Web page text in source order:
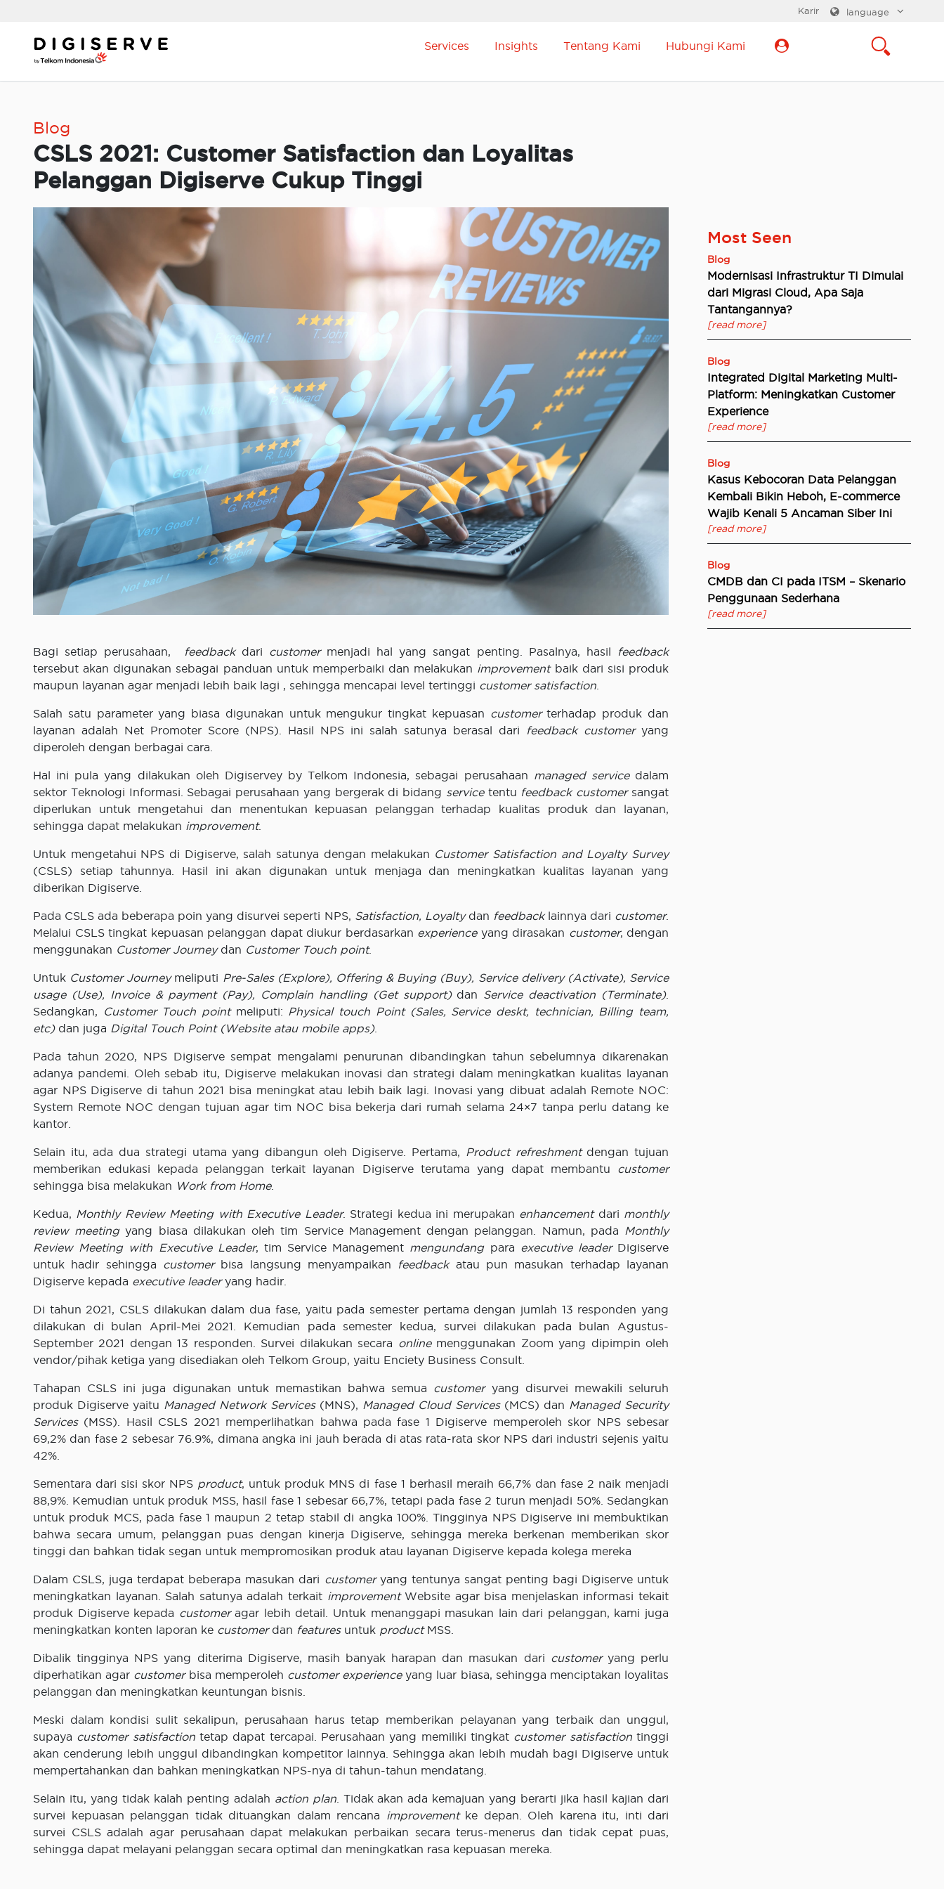
content
language
Karir
Services Insights Tentang Kami Hubungi Kami
Blog
CSLS 2021: Customer Satisfaction dan Loyalitas
Pelanggan Digiserve Cukup Tinggi
Bagi setiap perusahaan, feedbackdari customermenjadi hal yang sangat penting. Pasalnya, hasil
feedback
tersebut akan digunakan sebagai panduan untuk memperbaiki dan melakukan improvement baik dari sisi produk
maupun layanan agar menjadi lebih baik lagi , sehingga mencapai level tertinggi customer satisfaction
Salah satu parameter yang biasa digunakan untuk mengukur tingkat kepuasan customerterhadap produk dan
layanan adalah Net Promoter Score (NPS). Hasil NPS ini salah satunya berasal dari
feedback customeryang
diperoleh dengan berbagai cara.
Hal ini pula yang dilakukan oleh Digiservey by Telkom Indonesia, sebagai perusahaan managed servicedalam
sektor Teknologi Informasi. Sebagai perusahaan yang bergerak di bidang servicetentu feedback customer sangat
diperlukan untuk mengetahui dan menentukan kepuasan pelanggan terhadap kualitas produk dan layanan,
sehingga dapat melakukan improvement.
Untuk mengetahui NPS di Digiserve, salah satunya dengan melakukan Customer Satisfaction and Loyalty Survey
(CSLS) setiap tahunnya. Hasil ini akan digunakan untuk menjaga dan meningkatkan kualitas layanan yang
diberikan Digiserve.
Pada CSLS ada beberapa poin yang disurvei seperti NPS, Satisfaction, Loyaltydan feedbacklainnya dari customer.
Melalui CSLS tingkat kepuasan pelanggan dapat diukur berdasarkan experienceyang dirasakan customer, dengan
menggunakan Customer Journeydan Customer Touch point.
Untuk Customer Journeymeliputi Pre-Sales (Explore), Offering & Buying (Buy), Service delivery (Activate), Service
usage (Use), Invoice & payment (Pay), Complain handling (Get support)dan Service deactivation (Terminate).
Sedangkan,
Customer Touch pointmeliputi: Physical touch Point (Sales, Service deskt, technician, Billing team,
etc)dan juga DigitalTouch Point (Website atau mobile apps).
Pada tahun 2020, NPS Digiserve sempat mengalami penurunan dibandingkan tahun sebelumnya dikarenakan
adanya pandemi. Oleh sebab itu, Digiserve melakukan inovasi dan strategi dalam meningkatkan kualitas layanan
agar NPS Digiserve di tahun 2021 bisa meningkat atau lebih baik lagi. Inovasi yang dibuat adalah Remote NOC:
System Remote NOC dengan tujuan agar tim NOC bisa bekerja dari rumah selama 24×7 tanpa perlu datang ke
kantor.
Selain itu, ada dua strategi utama yang dibangun oleh Digiserve. Pertama, Product refreshmentdengan tujuan
memberikan edukasi kepada pelanggan terkait layanan Digiserve terutama yang dapat membantu customer
sehingga bisa melakukan Work from Home.
Kedua, Monthly Review Meeting with Executive Leader. Strategi kedua ini merupakan enhancementdari monthly
review meetingyang biasa dilakukan oleh tim Service Management dengan pelanggan. Namun, pada
Monthly
Review Meeting with Executive Leader, tim Service Management mengundangpara executive leaderDigiserve
untuk hadir sehingga customerbisa langsung menyampaikan feedbackatau pun masukan terhadap layanan
Digiserve kepada executive leaderyang hadir.
Di tahun 2021, CSLS dilakukan dalam dua fase, yaitu pada semester pertama dengan jumlah 13 responden yang
dilakukan di bulan April-Mei 2021. Kemudian pada semester kedua, survei dilakukan pada bulan Agustus-
September 2021 dengan 13 responden. Survei dilakukan secara onlinemenggunakan Zoom yang dipimpin oleh
vendor/pihak ketiga yang disediakan oleh Telkom Group, yaitu Enciety Business Consult.
Tahapan CSLS ini juga digunakan untuk memastikan bahwa semua customeryang disurvei mewakili seluruh
produk Digiserve yaitu Managed Network Services(MNS), Managed Cloud Services(MCS) dan Managed Security
Services(MSS). Hasil CSLS 2021 memperlihatkan bahwa pada fase 1 Digiserve memperoleh skor NPS sebesar
69,2% dan fase 2 sebesar 76.9%, dimana angka ini jauh berada di atas rata-rata skor NPS dari industri sejenis yaitu
42%.
Sementara dari sisi skor NPS product, untuk produk MNS di fase 1 berhasil meraih 66,7% dan fase 2 naik menjadi
88,9%. Kemudian untuk produk MSS, hasil fase 1 sebesar 66,7%, tetapi pada fase 2 turun menjadi 50%. Sedangkan
untuk produk MCS, pada fase 1 maupun 2 tetap stabil di angka 100%. Tingginya NPS Digiserve ini membuktikan
bahwa secara umum, pelanggan puas dengan kinerja Digiserve, sehingga mereka berkenan memberikan skor
tinggi dan bahkan tidak segan untuk mempromosikan produk atau layanan Digiserve kepada kolega mereka
Dalam CSLS, juga terdapat beberapa masukan dari customer yang tentunya sangat penting bagi Digiserve untuk
meningkatkan layanan. Salah satunya adalah terkait improvementWebsite agar bisa menjelaskan informasi tekait
produk Digiserve kepada customer agar lebih detail. Untuk menanggapi masukan lain dari pelanggan, kami juga
meningkatkan konten laporan ke customerdan featuresuntuk productMSS.
Dibalik tingginya NPS yang diterima Digiserve, masih banyak harapan dan masukan dari customeryang perlu
diperhatikan agar customerbisa memperoleh customer experienceyang luar biasa, sehingga menciptakan loyalitas
pelanggan dan meningkatkan keuntungan bisnis.
Meski dalam kondisi sulit sekalipun, perusahaan harus tetap memberikan pelayanan yang terbaik dan unggul,
supaya customer satisfactiontetap dapat tercapai. Perusahaan yang memiliki tingkat customer satisfactiontinggi
akan cenderung lebih unggul dibandingkan kompetitor lainnya. Sehingga akan lebih mudah bagi Digiserve untuk
mempertahankan dan bahkan meningkatkan NPS-nya di tahun-tahun mendatang.
Selain itu, yang tidak kalah penting adalah action plan. Tidak akan ada kemajuan yang berarti jika hasil kajian dari
survei kepuasan pelanggan tidak dituangkan dalam rencana improvementke depan. Oleh karena itu, inti dari
survei CSLS adalah agar perusahaan dapat melakukan perbaikan secara terus-menerus dan tidak cepat puas,
sehingga dapat melayani pelanggan secara optimal dan meningkatkan rasa kepuasan mereka.
Most Seen
Blog
Modernisasi Infrastruktur TI Dimulai
dari Migrasi Cloud, Apa Saja
Tantangannya?
[read more]
Blog
Integrated Digital Marketing Multi-
Platform: Meningkatkan Customer
Experience
[read more]
Blog
Kasus Kebocoran Data Pelanggan
Kembali Bikin Heboh, E-commerce
Wajib Kenali 5 Ancaman Siber Ini
[read more]
Blog
CMDB dan CI pada ITSM – Skenario
Penggunaan Sederhana
[read more]